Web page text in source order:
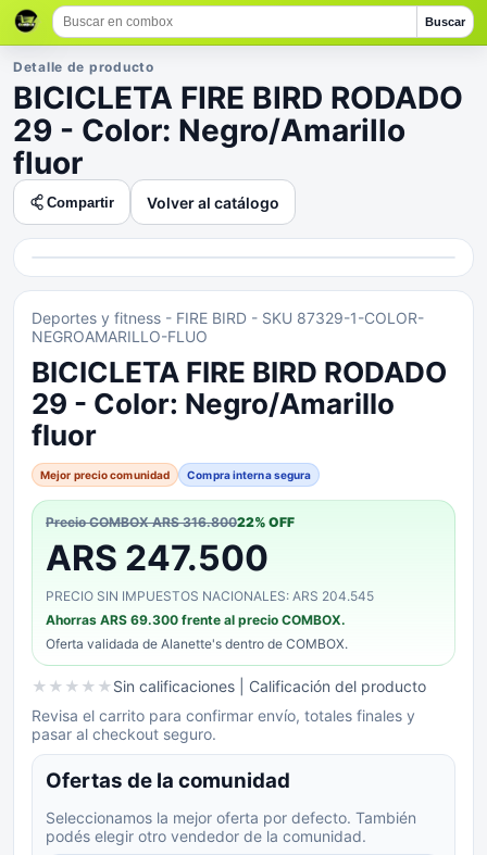
Buscar
Detalle de producto
BICICLETA FIRE BIRD RODADO
29 - Color: Negro/Amarillo
fluor
Compartir Volver al catálogo
Deportes y fitness - FIRE BIRD - SKU 87329-1-COLOR-
NEGROAMARILLO-FLUO
BICICLETA FIRE BIRD RODADO
29 - Color: Negro/Amarillo
fluor
Mejor precio comunidad Compra interna segura
Precio COMBOXARS 316.80022% OFF
ARS 247.500
PRECIO SIN IMPUESTOS NACIONALES: ARS 204.545
Ahorras ARS 69.300 frente al precio COMBOX.
Oferta validada de Alanette's dentro de COMBOX.
★ ★ ★ ★ ★Sin calificaciones | Calificación del producto
Revisa el carrito para confirmar envío, totales finales y
pasar al checkout seguro.
Ofertas de la comunidad
Seleccionamos la mejor oferta por defecto. También
podés elegir otro vendedor de la comunidad.